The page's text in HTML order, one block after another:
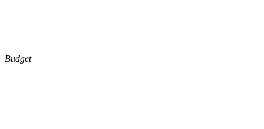
Budget